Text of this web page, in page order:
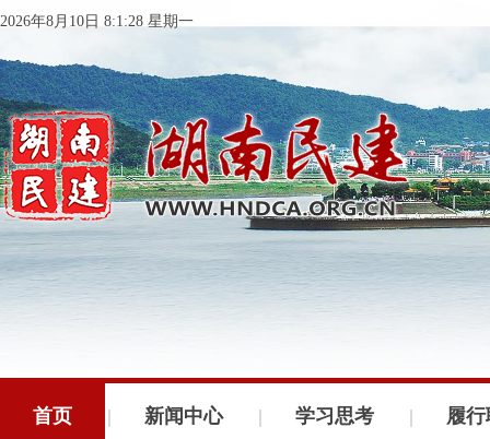
2026年8月10日 8:1:30 星期一
首页 新闻中心 学习思考 履
民建湖南省委会十届五次全会召开
民建湖南省委会开展2024年度理论学